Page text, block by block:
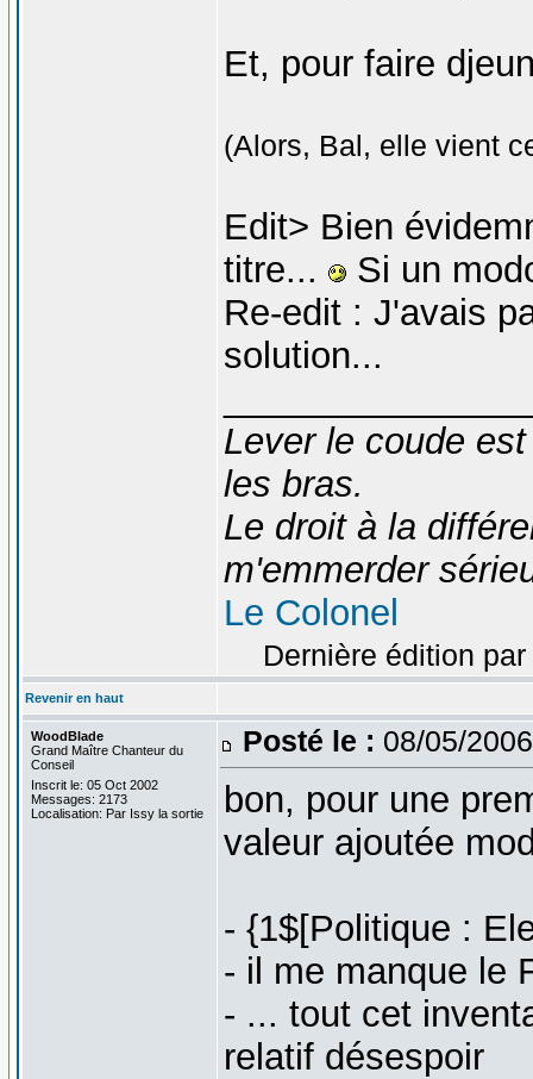
Et, pour faire
(Alors, Bal, elle vient
Edit> Bien
titre...
Si un
Re-edit : J'avais
solution...
Lever le coude
les bras.
Le droit à la
m'emmerder
Le Colonel
Dernière édition
Revenir en haut
WoodBlade
Grand Maître Chanteur du
Conseil
Inscrit le: 05 Oct 2002
Messages: 2173
Localisation: Par Issy la sortie
Posté le : 08/05/
bon, pour une
valeur ajoutée
- {1$[Politique :
- il me manque le
- ... tout cet
relatif désespoir